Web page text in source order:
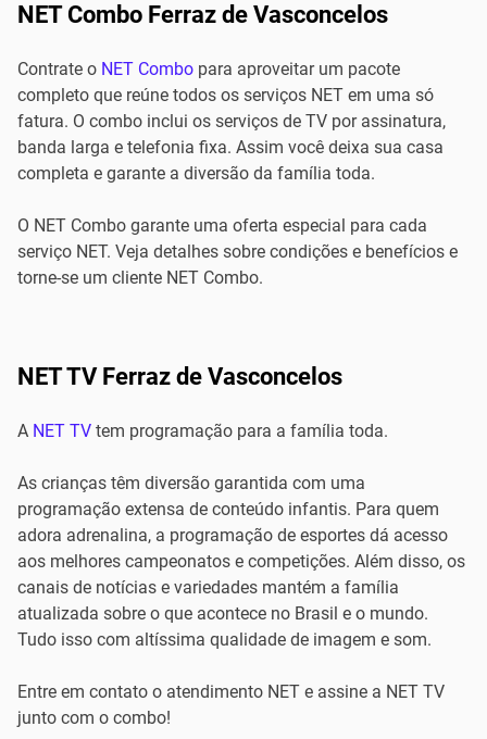
NET Combo Ferraz de Vasconcelos
Contrate o NET Combo para aproveitar um pacote
completo que reúne todos os serviços NET em uma só
fatura. O combo inclui os serviços de TV por assinatura,
banda larga e telefonia fixa. Assim você deixa sua casa
completa e garante a diversão da família toda.
O NET Combo garante uma oferta especial para cada
serviço NET. Veja detalhes sobre condições e benefícios e
torne-se um cliente NET Combo.
NET TV Ferraz de Vasconcelos
A NET TV tem programação para a família toda.
As crianças têm diversão garantida com uma
programação extensa de conteúdo infantis. Para quem
adora adrenalina, a programação de esportes dá acesso
aos melhores campeonatos e competições. Além disso, os
canais de notícias e variedades mantém a família
atualizada sobre o que acontece no Brasil e o mundo.
Tudo isso com altíssima qualidade de imagem e som.
Entre em contato o atendimento NET e assine a NET TV
junto com o combo!